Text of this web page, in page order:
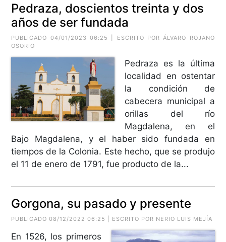
Pedraza, doscientos treinta y dos
años de ser fundada
PUBLICADO 04/01/2023 06:25 | ESCRITO POR ÁLVARO ROJANO
OSORIO
Pedraza es la última
localidad en ostentar
la condición de
cabecera municipal a
orillas del río
Magdalena, en el
Bajo Magdalena, y el haber sido fundada en
tiempos de la Colonia. Este hecho, que se produjo
el 11 de enero de 1791, fue producto de la...
Gorgona, su pasado y presente
PUBLICADO 08/12/2022 06:25 | ESCRITO POR NERIO LUIS MEJÍA
En 1526, los primeros